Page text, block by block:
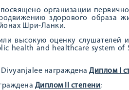
организации
здорового образа
Шри-Ланки.
высокую оценку слушателей
health and healthcare system
награждена Диплом
I
Диплом II степени;